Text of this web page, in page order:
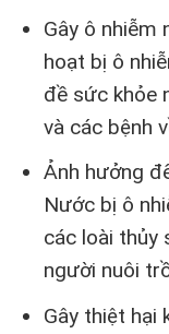
Gây ô nhiễm
hoạt bị ô
đề sức khỏe
và các bệnh
Ảnh hưởng
Nước bị ô
các loài thủy
người nuôi
Gây thiệt hại